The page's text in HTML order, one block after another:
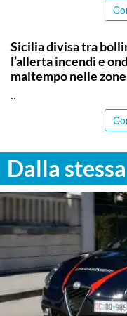
Sicilia divisa tra
l’allerta incendi e
maltempo nelle
..
Dalla